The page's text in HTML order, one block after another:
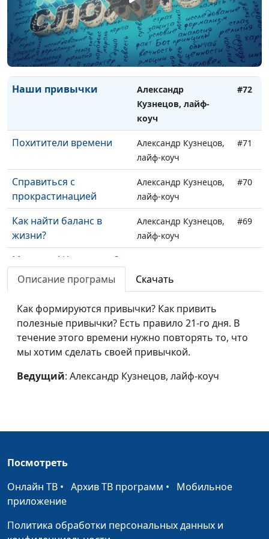
менеджмента
лайф-коуч
Матрица Эйзенхауэра:
расставляем
приоритеты
Александр Кузнецов,
лайф-коуч
#73
Наши привычки
Александр
Кузнецов, лайф-
коуч
#72
Похитители времени
Александр Кузнецов,
лайф-коуч
#71
Справиться с
прокрастинацией
Александр Кузнецов,
лайф-коуч
#70
Как найти баланс в
жизни?
Александр Кузнецов,
лайф-коуч
#69
Мне лень! Что делать?
лайф-коуч
дополнительное
время?
лайф-коуч
Важность
Александр Кузнецов,
Принцип 80/20
Александр Кузнецов,
#64
Как управлять
эмоциями?
священнослужитель
Села батарейка:
эмоциональное
священнослужитель
Описание програмы Скачать
Как формируются привычки? Как привить
полезные привычки? Есть правило 21-го дня. В
течение этого времени нужно повторять то, что
мы хотим сделать своей привычкой.
Ведущий: Александр Кузнецов, лайф-коуч
Посмотреть
Онлайн ТВ • Архив ТВ программ • Мобильное
приложение
Политика обработки персональных данных и